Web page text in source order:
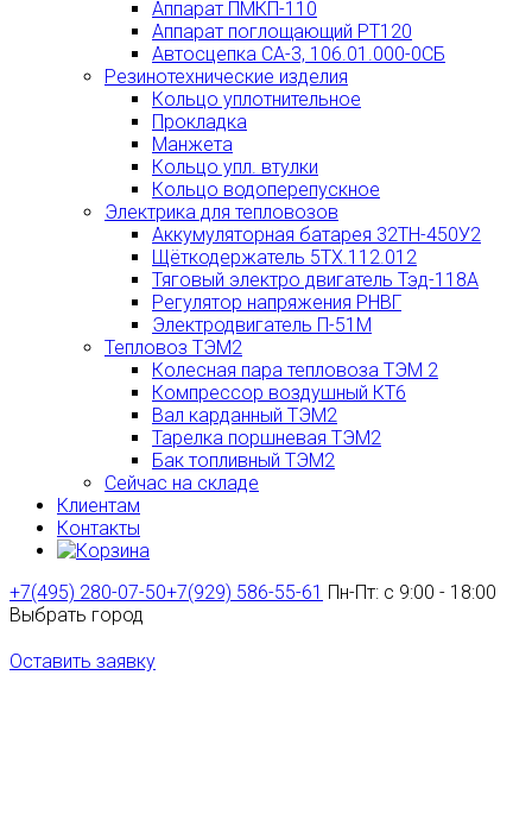
Аппарат ПМКП-110
Аппарат поглощающий РТ120
Автосцепка СА-3, 106.01.000-0СБ
Резинотехнические изделия
Кольцо уплотнительное
Прокладка
Манжета
Кольцо упл. втулки
Кольцо водоперепускное
Электрика для тепловозов
Аккумуляторная батарея 32ТН-450У2
Щёткодержатель 5ТХ.112.012
Тяговый электро двигатель Тэд-118А
Регулятор напряжения РНВГ
Электродвигатель П-51М
Тепловоз ТЭМ2
Колесная пара тепловоза ТЭМ 2
Компрессор воздушный КТ6
Вал карданный ТЭМ2
Тарелка поршневая ТЭМ2
Бак топливный ТЭМ2
Сейчас на складе
Клиентам
Контакты
+7(495) 280-07-50+7(929) 586-55-61 Пн-Пт: с 9:00 - 18:00
Выбрать город
Оставить заявку